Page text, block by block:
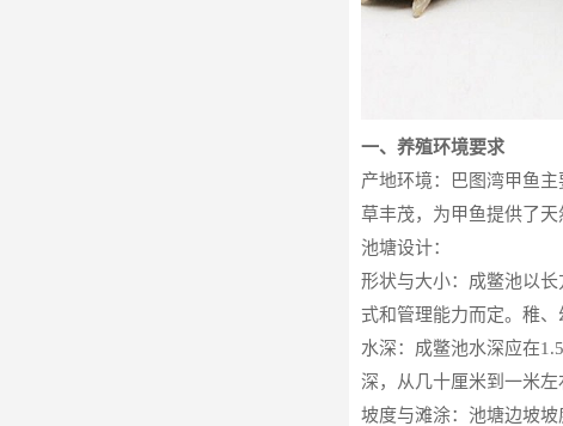
一、养殖环境要求
产地环境：巴图湾甲鱼
草丰茂，为甲鱼提供了天
池塘设计：
形状与大小：成鳖池以
式和管理能力而定。稚、
水深：成鳖池水深应在
深，从几十厘米到一米左
坡度与滩涂：池塘边坡